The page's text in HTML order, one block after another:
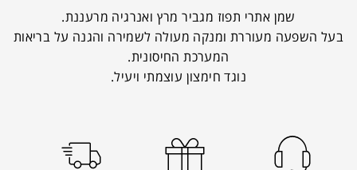
שמן אתרי תפוז מגביר מרץ ואנרגיה מרעננת.
בעל השפעה מעוררת ומנקה מעולה לשמירה והגנה על בריאות
המערכת החיסונית.
נוגד חימצון עוצמתי ויעיל.